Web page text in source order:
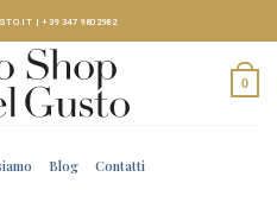
|+39 347 9802982
0
Blog Contatti